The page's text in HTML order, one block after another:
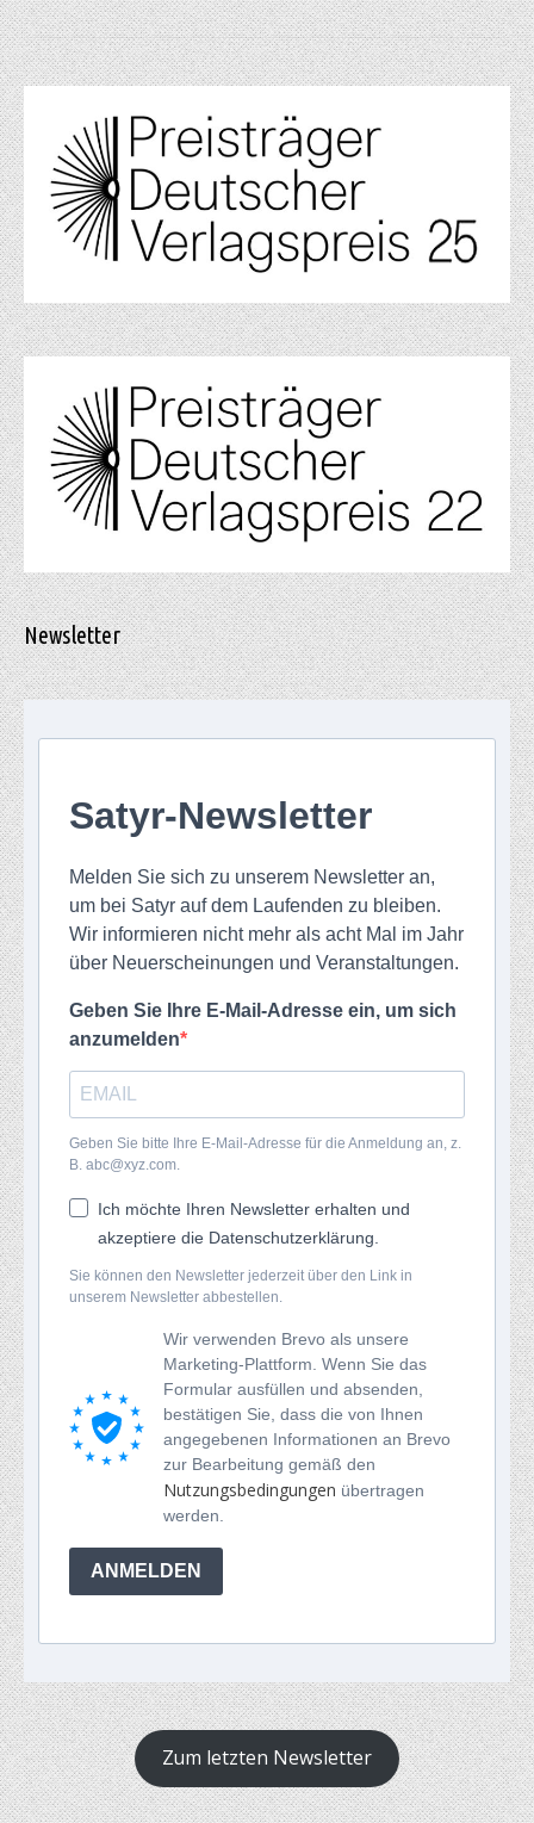
Newsletter
Satyr-Newsletter
Melden Sie sich zu unserem Newsletter an,
um bei Satyr auf dem Laufenden zu bleiben.
Wir informieren nicht mehr als acht Mal im Jahr
über Neuerscheinungen und Veranstaltungen.
Geben Sie Ihre E-Mail-Adresse ein, um sich
anzumelden
Geben Sie bitte Ihre E-Mail-Adresse für die Anmeldung an, z.
B. abc@xyz.com.
Ich möchte Ihren Newsletter erhalten und
akzeptiere die Datenschutzerklärung.
Sie können den Newsletter jederzeit über den Link in
unserem Newsletter abbestellen.
Wir verwenden Brevo als unsere
Marketing-Plattform. Wenn Sie das
Formular ausfüllen und absenden,
bestätigen Sie, dass die von Ihnen
angegebenen Informationen an Brevo
zur Bearbeitung gemäß den
Nutzungsbedingungen übertragen
werden.
ANMELDEN
Zum letzten Newsletter